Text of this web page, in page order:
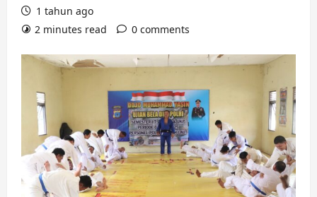
1 tahun ago
2 minutes read
0 comments